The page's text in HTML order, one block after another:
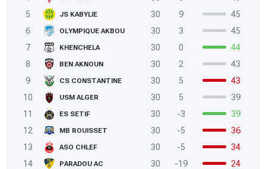
5
JS KABYLIE 30 9
45
6
OLYMPIQUE AKBOU 30 3
45
7
KHENCHELA 30 0
44
8
BEN AKNOUN 30 2
43
9
CS CONSTANTINE 30 5
43
10
USM ALGER 30 5
39
11
ES SETIF 30 -3
39
12
MB ROUISSET 30 -5
36
13
ASO CHLEF 30 -5
34
14
PARADOU AC 30 -19
24